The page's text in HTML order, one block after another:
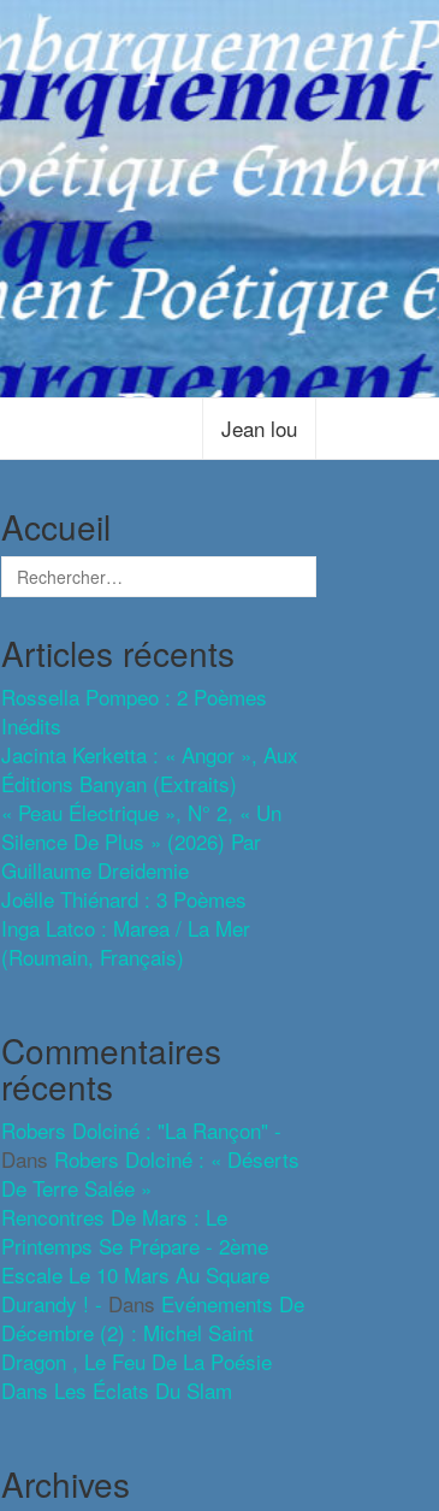
Jean lou
Accueil
Articles récents
Rossella Pompeo : 2 Poèmes
Inédits
Jacinta Kerketta : « Angor », Aux
Éditions Banyan (extraits)
« Peau Électrique », N° 2, « Un
Silence De Plus » (2026) Par
Guillaume Dreidemie
Joëlle Thiénard : 3 Poèmes
Inga Latco : Marea / La Mer
(roumain, Français)
Commentaires
récents
Robers Dolciné : "La Rançon" -
Dans Robers Dolciné : « Déserts
De Terre Salée »
Rencontres De Mars : Le
Printemps Se Prépare - 2ème
Escale Le 10 Mars Au Square
Durandy ! - Dans Evénements De
Décembre (2) : Michel Saint
Dragon , Le Feu De La Poésie
Dans Les Éclats Du Slam
Archives